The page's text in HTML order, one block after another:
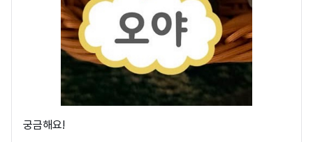
궁금해요!